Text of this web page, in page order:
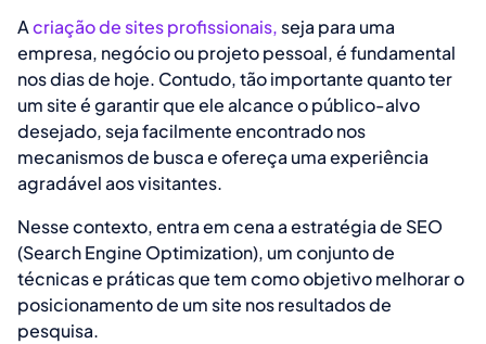
Acriação de sites profissionais, seja para uma
empresa, negócio ou projeto pessoal, é fundamental
nos dias de hoje. Contudo, tão importante quanto ter
um site é garantir que ele alcance o público-alvo
desejado, seja facilmente encontrado nos
mecanismos de busca e ofereça uma experiência
agradável aos visitantes.
Nesse contexto, entra em cena a estratégia de SEO
(Search Engine Optimization), um conjunto de
técnicas e práticas que tem como objetivo melhorar o
posicionamento de um site nos resultados de
pesquisa.